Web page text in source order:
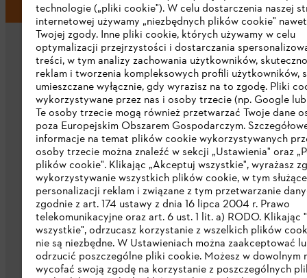
Firma
O nas
Pobierz katalog
STIHL Integrity Line
technologie („pliki cookie"). W celu dostarczenia naszej
internetowej używamy „niezbędnych plików cookie"
Twojej zgody. Inne pliki cookie, których używamy w celu
optymalizacji przejrzystości i dostarczania
treści, w tym analizy zachowania użytkowników,
reklam i tworzenia kompleksowych profili użytkowników,
umieszczane wyłącznie, gdy wyrazisz na to zgodę. Pliki
wykorzystywane przez nas i osoby trzecie (np. Google lub
Te osoby trzecie mogą również przetwarzać Twoje dane
poza Europejskim Obszarem Gospodarczym.
informacje na temat plików cookie wykorzystywanych
osoby trzecie można znaleźć w sekcji „Ustawienia" oraz
plików cookie". Klikając „Akceptuj wszystkie", wyrażasz
wykorzystywanie wszystkich plików cookie, w tym
personalizacji reklam i związane z tym przetwarzanie
zgodnie z art. 174 ustawy z dnia 16 lipca 2004 r. Prawo
telekomunikacyjne oraz art. 6 ust. 1 lit. a) RODO. Klikając
wszystkie", odrzucasz korzystanie z wszelkich plików
nie są niezbędne. W Ustawieniach można zaakceptować
odrzucić poszczególne pliki cookie. Możesz w dowolnym
wycofać swoją zgodę na korzystanie z poszczególnych